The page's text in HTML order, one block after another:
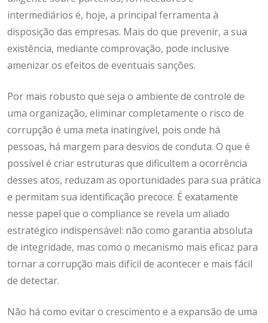
intermediários é, hoje, a principal ferramenta à
disposição das empresas. Mais do que prevenir, a sua
existência, mediante comprovação, pode inclusive
amenizar os efeitos de eventuais sanções.
Por mais robusto que seja o ambiente de controle de
uma organização, eliminar completamente o risco de
corrupção é uma meta inatingível, pois onde há
pessoas, há margem para desvios de conduta. O que é
possível é criar estruturas que dificultem a ocorrência
desses atos, reduzam as oportunidades para sua prática
e permitam sua identificação precoce. É exatamente
nesse papel que o compliance se revela um aliado
estratégico indispensável: não como garantia absoluta
de integridade, mas como o mecanismo mais eficaz para
tornar a corrupção mais difícil de acontecer e mais fácil
de detectar.
Não há como evitar o crescimento e a expansão de uma